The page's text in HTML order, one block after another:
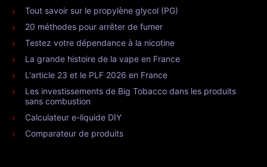
Tout savoir sur le propylène glycol (PG)
20 méthodes pour arrêter de fumer
Testez votre dépendance à la nicotine
La grande histoire de la vape en France
L'article 23 et le PLF 2026 en France
Les investissements de Big Tobacco dans les produits
sans combustion
Calculateur e-liquide DIY
Comparateur de produits